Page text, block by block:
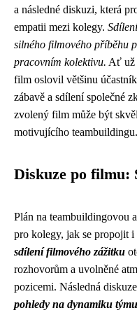
a následné diskuzi, která
empatii mezi kolegy.
silného filmového příběhu
pracovním kolektivu. Ať už
film oslovil většinu
zábavě a sdílení společné
zvolený film může být
motivujícího teambuildingu.
Diskuze po filmu:
Plán na teambuildingovou
pro kolegy, jak se propojit
sdílení filmového zážitku
rozhovorům a uvolněné
pozicemi. Následná
pohledy na dynamiku týmu